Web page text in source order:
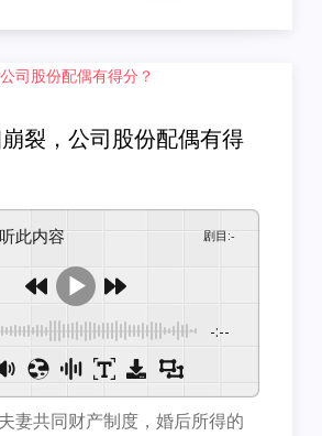
裂，公司股份配偶有得
听此内容 剧目 :-
-:--
妻共同财产制度，婚后所得的